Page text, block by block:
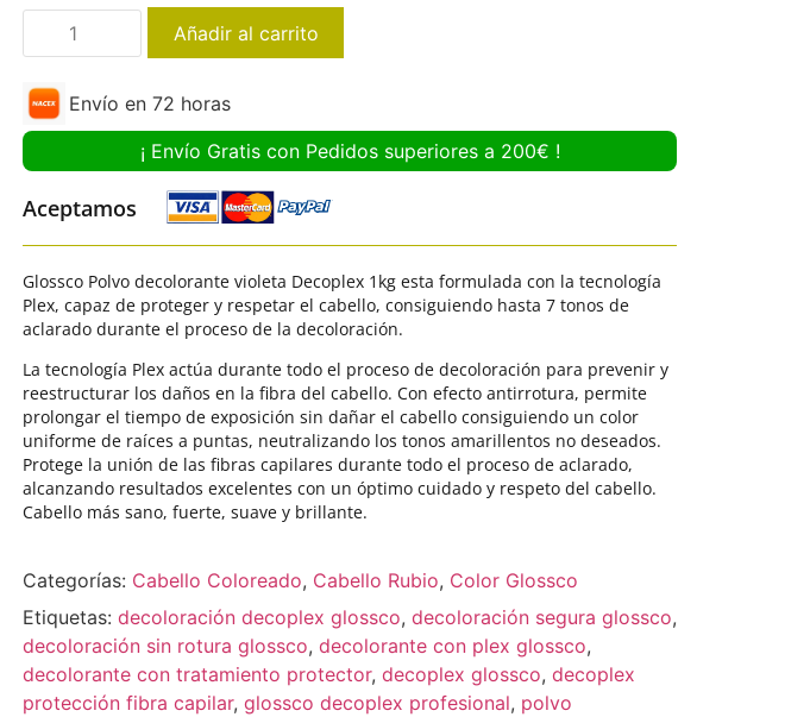
Añadir al carrito
Envío en 72 horas
¡ Envío Gratis con Pedidos superiores a 200€ !
Aceptamos
Glossco Polvo decolorante violeta Decoplex 1kg esta formulada con la tecnología
Plex, capaz de proteger y respetar el cabello, consiguiendo hasta 7 tonos de
aclarado durante el proceso de la decoloración.
La tecnología Plex actúa durante todo el proceso de decoloración para prevenir y
reestructurar los daños en la fibra del cabello. Con efecto antirrotura, permite
prolongar el tiempo de exposición sin dañar el cabello consiguiendo un color
uniforme de raíces a puntas, neutralizando los tonos amarillentos no deseados.
Protege la unión de las fibras capilares durante todo el proceso de aclarado,
alcanzando resultados excelentes con un óptimo cuidado y respeto del cabello.
Cabello más sano, fuerte, suave y brillante.
Categorías: Cabello Coloreado, Cabello Rubio, Color Glossco
Etiquetas: decoloración decoplex glossco, decoloración segura glossco,
decoloración sin rotura glossco, decolorante con plex glossco,
decolorante con tratamiento protector, decoplex glossco, decoplex
protección fibra capilar, glossco decoplex profesional, polvo